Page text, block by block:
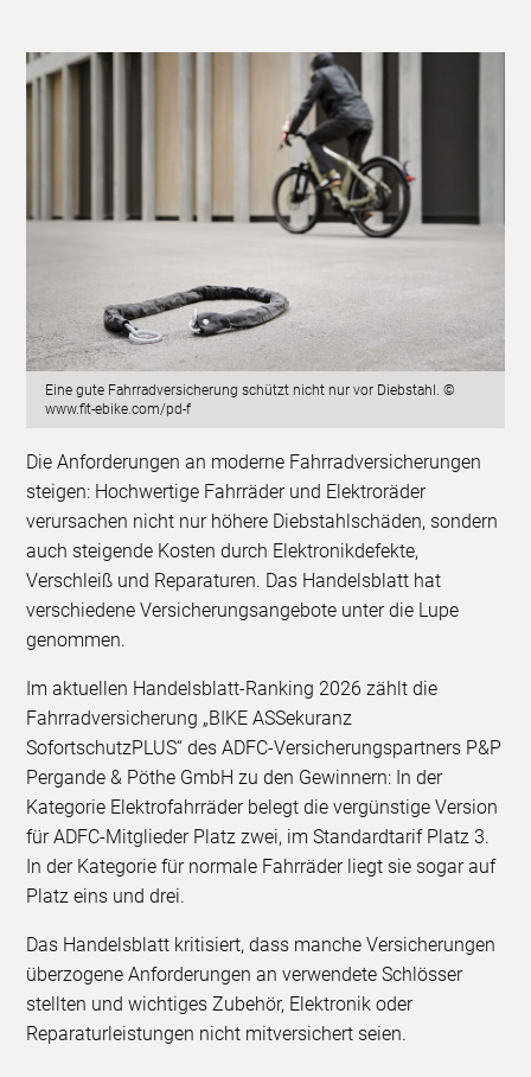
Eine gute Fahrradversicherung schützt nicht nur vor Diebstahl. ©
www.fit-ebike.com/pd-f
Die Anforderungen an moderne Fahrradversicherungen
steigen: Hochwertige Fahrräder und Elektroräder
verursachen nicht nur höhere Diebstahlschäden, sondern
auch steigende Kosten durch Elektronikdefekte,
Verschleiß und Reparaturen. Das Handelsblatt hat
verschiedene Versicherungsangebote unter die Lupe
genommen.
Im aktuellen Handelsblatt-Ranking 2026 zählt die
Fahrradversicherung „BIKE ASSekuranz
SofortschutzPLUS“ des ADFC-Versicherungspartners P&P
Pergande & Pöthe GmbH zu den Gewinnern: In der
Kategorie Elektrofahrräder belegt die vergünstige Version
für ADFC-Mitglieder Platz zwei, im Standardtarif Platz 3.
In der Kategorie für normale Fahrräder liegt sie sogar auf
Platz eins und drei.
Das Handelsblatt kritisiert, dass manche Versicherungen
überzogene Anforderungen an verwendete Schlösser
stellten und wichtiges Zubehör, Elektronik oder
Reparaturleistungen nicht mitversichert seien.